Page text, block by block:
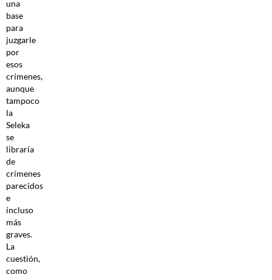
una
base
para
juzgarle
por
esos
crímenes,
aunque
tampoco
la
Seleka
se
libraría
de
crímenes
parecidos
e
incluso
más
graves.
La
cuestión,
como